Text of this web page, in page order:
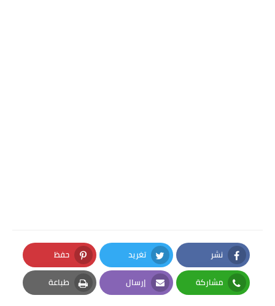
نشر
Facebook
تغريد
Twitter
حفظ
Pinterest
مشاركة
Whatsapp
إرسال
Email
طباعة
Print